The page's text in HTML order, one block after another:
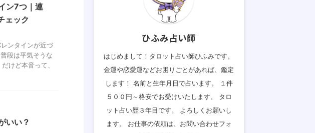
ン7つ｜連
ェック
ンタインが近づ
段は平気そうな
けど本音って、
いい？
ひふみ占い師
はじめまして！タロット占い師ひふみです。
金運や恋愛運などお困りごとがあれば、鑑定
します！ 名前と生年月日で占います。 １件
５００円～格安でお受けいたします。 タロ
ット占い歴３年目です。 よろしくお願いし
ます。 お仕事の依頼は、お問い合わせフォ